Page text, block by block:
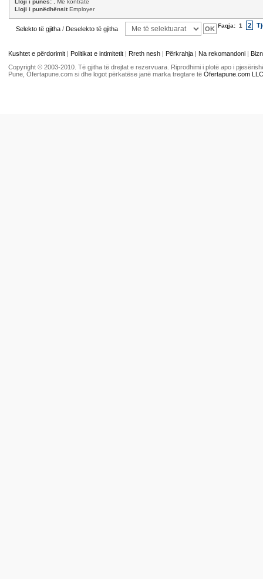
Lloji i punës: , Me kontratë
Lloji i punëdhënsitEmployer
Selekto të gjitha / Deselekto të gjitha Faqja: 1 2
Kushtet e përdorimit | Politikat e intimitetit | Rreth nesh | Përkrahja | Na rekomandoni |
Copyright © 2003-2010. Të gjitha të drejtat e rezervuara. Riprodhimi i plotë apo i
Pune, Ofertapune.com si dhe logot përkatëse janë marka tregtare të Ofertapune.com LLC